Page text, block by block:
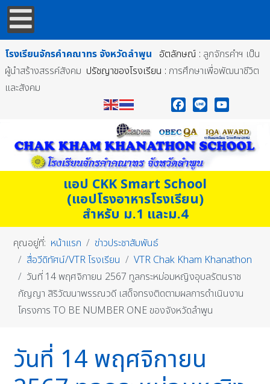
โรงเรียนจักรคำคณาทร จังหวัดลำพูน อัตลักษณ์ : ลูกจักรคำฯ เป็น
ผู้นำสร้างสรรค์สังคม ปรัชญาของโรงเรียน : การศึกษาเพื่อพัฒนาชีวิต
และสังคม
แอป CKK Smart School
(แอปโรงอาหารโรงเรียน)
สำหรับ ม.1 และม.4
คุณอยู่ที่: หน้าแรก
ข่าวประชาสัมพันธ์
สื่อวีดิทัศน์/VTR โรงเรียน
VTR Chak Kham Khanathon
วันที่ 14 พฤศจิกายน 2567 ทูลกระหม่อมหญิงอุบลรัตนราช
กัญญา สิริวัฒนาพรรณวดี เสด็จทรงติดตามผลการดำเนินงาน
โครงการ TO BE NUMBER ONE ของจังหวัดลำพูน
วันที่ 14 พฤศจิกายน